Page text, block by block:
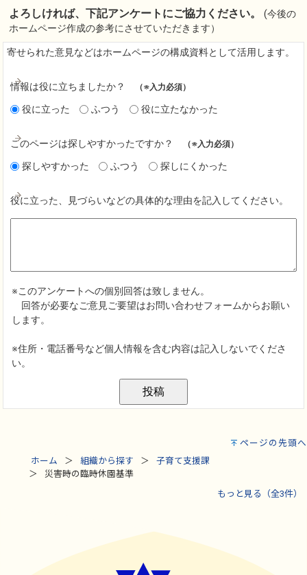
ページの先頭へ
ホーム
組織から探す
子育て支援課
災害時の臨時休園基準
もっと見る（全3件）